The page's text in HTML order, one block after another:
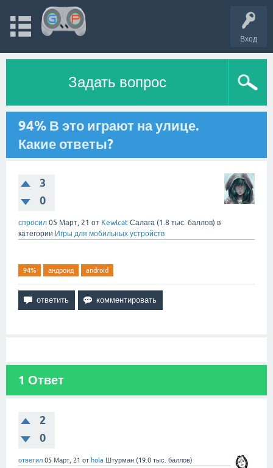
Вход
Задать вопрос
94% В это играют на улице.
Какие ответы?
3
0
спросил 05 Март, 21 от Kewlcat Салага (1.8 тыс. баллов) в
категории Игры для мобильных устройств
94% андроид android
1 Ответ
2
0
ответил 05 Март, 21 от hola Штурман (19.0 тыс. баллов)